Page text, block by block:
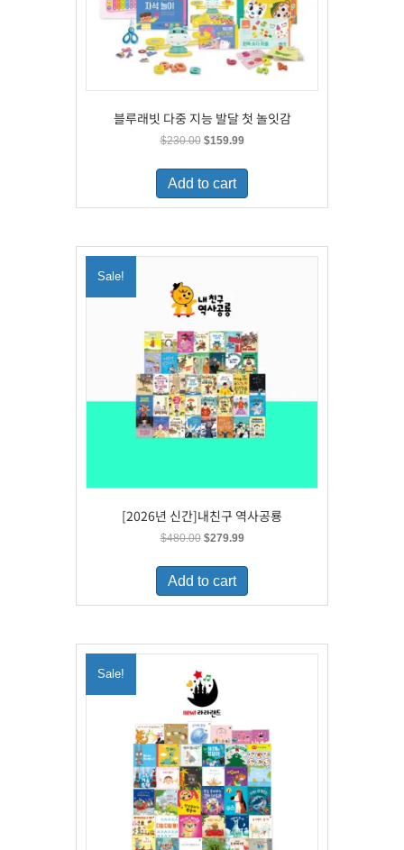
블루래빗 다중 지능 발달 첫 놀잇감
$230.00 Original
was:
$230.00.
$159.99Current
is:
Add to cart
Sale!
[2026년 신간]내친구 역사공룡
$480.00 Original
was:
$480.00.
$279.99Current
is:
Add to cart
Sale!